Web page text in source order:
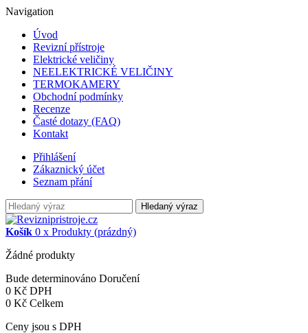
Navigation
Úvod
Revizní přístroje
Elektrické veličiny
NEELEKTRICKÉ VELIČINY
TERMOKAMERY
Obchodní podmínky
Recenze
Časté dotazy (FAQ)
Kontakt
Přihlášení
Zákaznický účet
Seznam přání
Hledaný výraz
Košík 0 x Produkty (prázdný)
Žádné produkty
Bude determinováno Doručení
0 Kč DPH
0 Kč Celkem
Ceny jsou s DPH